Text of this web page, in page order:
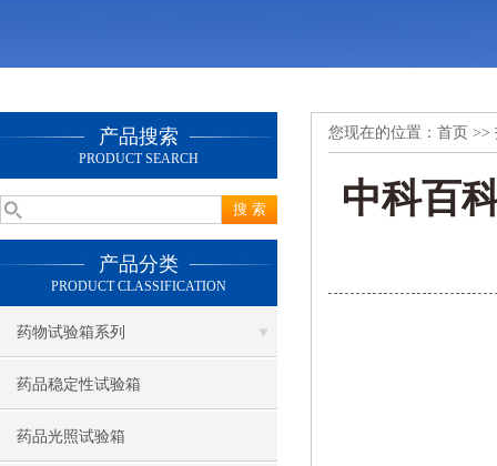
产品搜索
PRODUCT SEARCH
产品分类
PRODUCT CLASSIFICATION
药物试验箱系列
药品稳定性试验箱
药品光照试验箱
您现在的位置： 首页 >>
中科百